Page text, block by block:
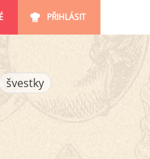
PŘIHLÁSIT
švestky